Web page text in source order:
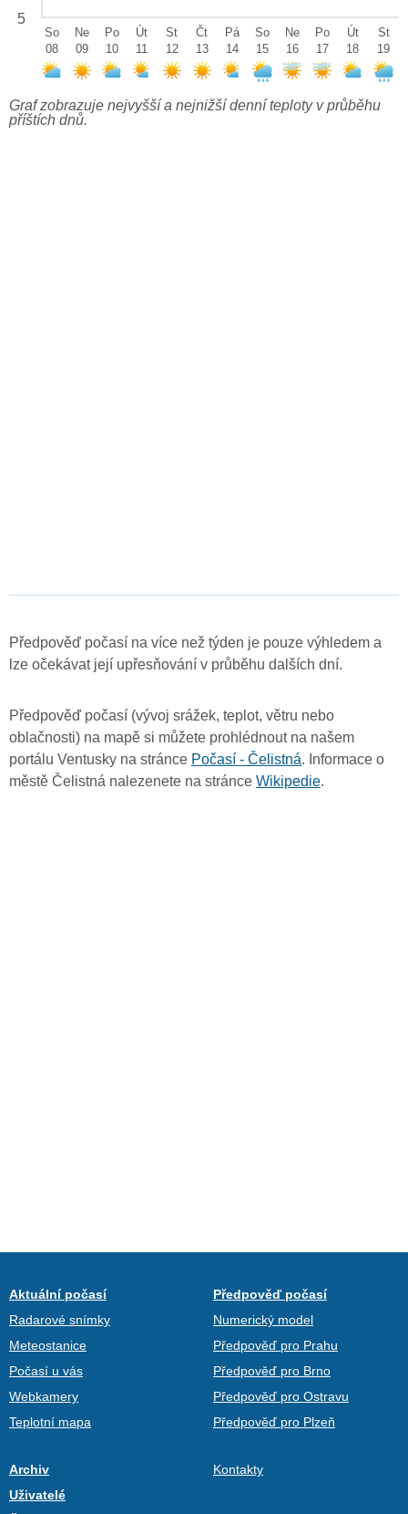
5
So
08
Ne
09
Po
10
Út
11
St
12
Čt
13
Pá
14
So
15
Ne
16
Po
17
Út
18
St
19
Graf zobrazuje nejvyšší a nejnižší denní teploty v průběhu
příštích dnů.
Předpověď počasí na více než týden je pouze výhledem a
lze očekávat její upřesňování v průběhu dalších dní.
Předpověď počasí (vývoj srážek, teplot, větru nebo
oblačnosti) na mapě si můžete prohlédnout na našem
portálu Ventusky na stránce Počasí - Čelistná. Informace o
městě Čelistná nalezenete na stránce Wikipedie.
Aktuální počasí
Radarové snímky
Meteostanice
Počasí u vás
Webkamery
Teplotní mapa
Předpověď počasí
Numerický model
Předpověď pro Prahu
Předpověď pro Brno
Předpověď pro Ostravu
Předpověď pro Plzeň
Archiv
Uživatelé
Kontakty